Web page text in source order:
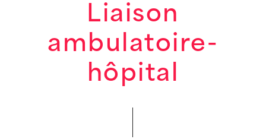
Liaison
ambulatoire-
hôpital